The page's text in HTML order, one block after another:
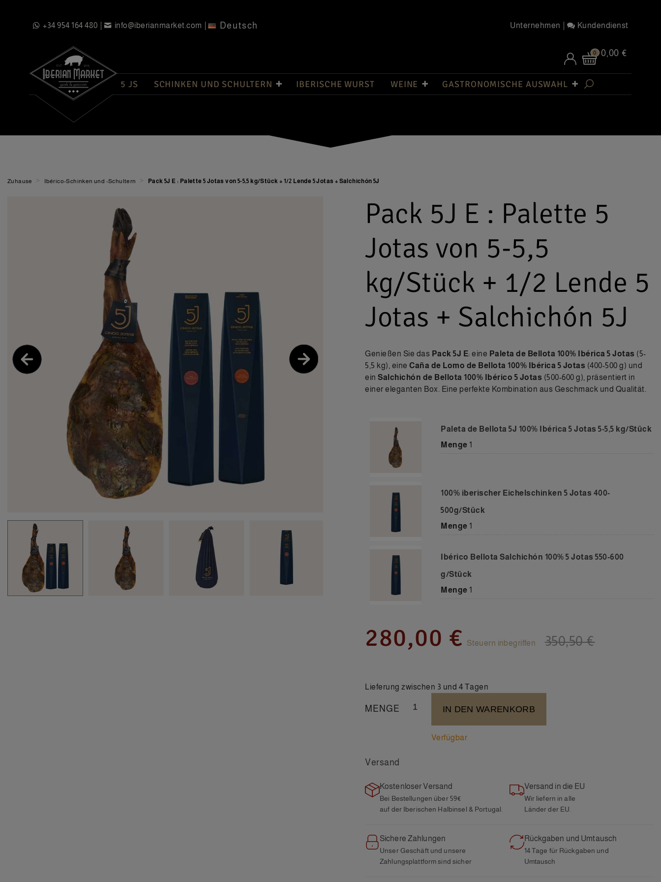
+34 954 164 480 info@iberianmarket.com Deutsch Unternehmen Kundendienst
0 0,00 €
5 JS SCHINKEN UND SCHULTERN IBERISCHE WURST WEINE GASTRONOMISCHE AUSWAHL
Zuhause > Ibérico-Schinken und -Schultern > Pack 5J E : Palette 5 Jotas von 5-5,5 kg/Stück + 1/2 Lende 5 Jotas + Salchichón 5J
Pack 5J E : Palette 5
Jotas von 5-5,5
kg/Stück + 1/2 Lende 5
Jotas + Salchichón 5J
Genießen Sie das Pack 5J E: eine Paleta de Bellota 100% Ibérica 5 Jotas (5-
5,5 kg), eine Caña de Lomo de Bellota 100% Ibérica 5 Jotas (400-500 g) und
ein Salchichón de Bellota 100% Ibérico 5 Jotas (500-600 g), präsentiert in
einer eleganten Box. Eine perfekte Kombination aus Geschmack und Qualität.
Paleta de Bellota 5J 100% Ibérica 5 Jotas 5-5,5 kg/Stück
Menge 1
100% iberischer Eichelschinken 5 Jotas 400-
500g/Stück
Menge 1
Ibérico Bellota Salchichón 100% 5 Jotas 550-600
g/Stück
Menge 1
280,00 € Steuern inbegriffen 350,50 €
Lieferung zwischen 3 und 4 Tagen
MENGE IN DEN WARENKORB
Verfügbar
Versand
Kostenloser Versand
Bei Bestellungen über 59€
auf der Iberischen Halbinsel & Portugal.
Versand in die EU
Wir liefern in alle
Länder der EU.
Sichere Zahlungen
Unser Geschäft und unsere
Zahlungsplattform sind sicher
Rückgaben und Umtausch
14 Tage für Rückgaben und
Umtausch